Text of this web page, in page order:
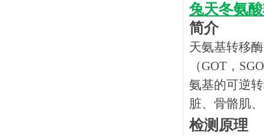
兔天冬氨
简介
天氨基转移
（GOT，
氨基的可逆
脏、骨骼肌
检测原理